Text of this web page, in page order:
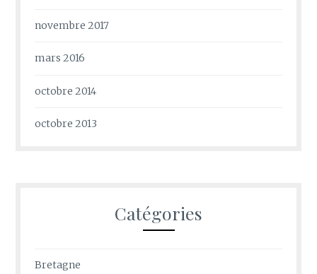
novembre 2017
mars 2016
octobre 2014
octobre 2013
Catégories
Bretagne